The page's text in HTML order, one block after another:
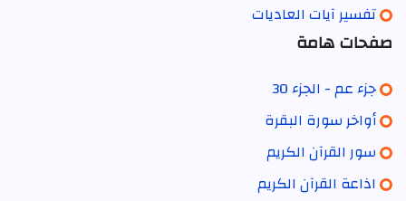
تفسير آيات العاديات
صفحات هامة
جزء عم - الجزء 30
أواخر سورة البقرة
سور القرآن الكريم
اذاعة القرآن الكريم